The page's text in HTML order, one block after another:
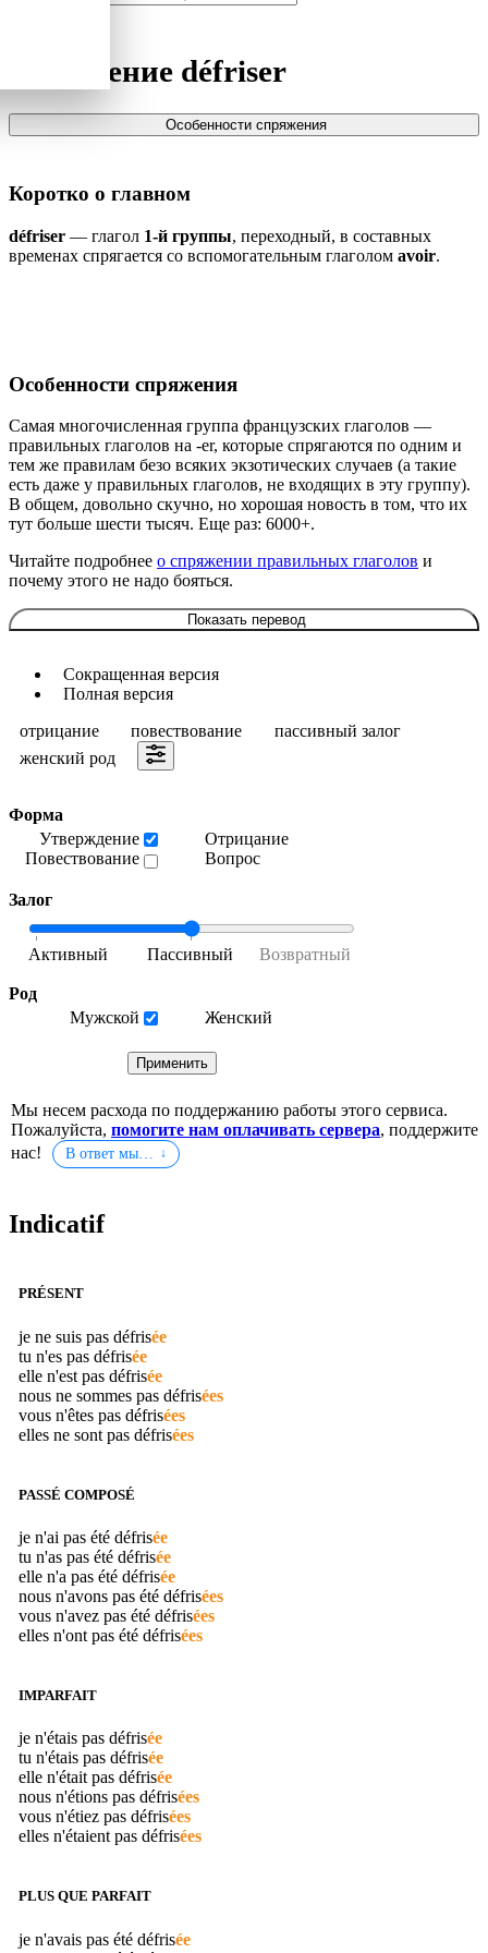
Спряжение défriser
Особенности спряжения
Коротко о главном
défriser — глагол 1-й группы, переходный, в составных
временах спрягается со вспомогательным глаголом avoir.
Особенности спряжения
Самая многочисленная группа французских глаголов —
правильных глаголов на -er, которые спрягаются по одним и
тем же правилам безо всяких экзотических случаев (а такие
есть даже у правильных глаголов, не входящих в эту группу).
В общем, довольно скучно, но хорошая новость в том, что их
тут больше шести тысяч. Еще раз: 6000+.
Читайте подробнее о спряжении правильных глаголов и
почему этого не надо бояться.
Показать перевод
Сокращенная версия
Полная версия
отрицание
повествование
пассивный залог
женский род
Форма
Утверждение
Повествование
Отрицание
Вопрос
Залог
Род
Мужской
Женский
Мы несем расхода по поддержанию работы этого сервиса.
Пожалуйста, помогите нам оплачивать сервера, поддержите
нас!
В ответ мы…
Indicatif
PRÉSENT
je ne suis pas défrisée
tu n'es pas défrisée
elle n'est pas défrisée
nous ne sommes pas défrisées
vous n'êtes pas défrisées
elles ne sont pas défrisées
PASSÉ COMPOSÉ
je n'ai pas été défrisée
tu n'as pas été défrisée
elle n'a pas été défrisée
nous n'avons pas été défrisées
vous n'avez pas été défrisées
elles n'ont pas été défrisées
IMPARFAIT
je n'étais pas défrisée
tu n'étais pas défrisée
elle n'était pas défrisée
nous n'étions pas défrisées
vous n'étiez pas défrisées
elles n'étaient pas défrisées
PLUS QUE PARFAIT
je n'avais pas été défrisée